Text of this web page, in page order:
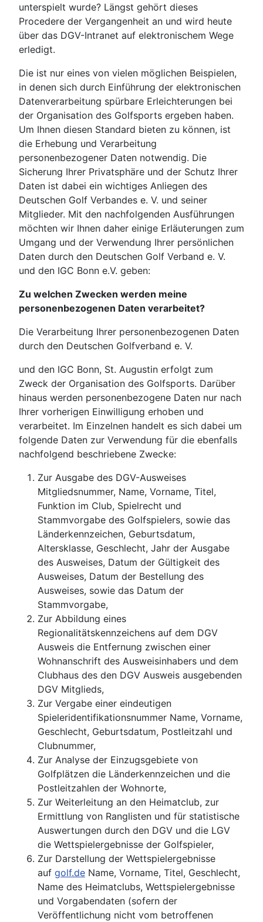
unterspielt wurde? Längst gehört dieses
Procedere der Vergangenheit an und wird heute
über das DGV-Intranet auf elektronischem Wege
erledigt.
Die ist nur eines von vielen möglichen Beispielen,
in denen sich durch Einführung der elektronischen
Datenverarbeitung spürbare Erleichterungen bei
der Organisation des Golfsports ergeben haben.
Um Ihnen diesen Standard bieten zu können, ist
die Erhebung und Verarbeitung
personenbezogener Daten notwendig. Die
Sicherung Ihrer Privatsphäre und der Schutz Ihrer
Daten ist dabei ein wichtiges Anliegen des
Deutschen Golf Verbandes e. V. und seiner
Mitglieder. Mit den nachfolgenden Ausführungen
möchten wir Ihnen daher einige Erläuterungen zum
Umgang und der Verwendung Ihrer persönlichen
Daten durch den Deutschen Golf Verband e. V.
und den IGC Bonn e.V. geben:
Zu welchen Zwecken werden meine
personenbezogenen Daten verarbeitet?
Die Verarbeitung Ihrer personenbezogenen Daten
durch den Deutschen Golfverband e. V.
und den IGC Bonn, St. Augustin erfolgt zum
Zweck der Organisation des Golfsports. Darüber
hinaus werden personenbezogene Daten nur nach
Ihrer vorherigen Einwilligung erhoben und
verarbeitet. Im Einzelnen handelt es sich dabei um
folgende Daten zur Verwendung für die ebenfalls
nachfolgend beschriebene Zwecke:
Zur Ausgabe des DGV-Ausweises
Mitgliedsnummer, Name, Vorname, Titel,
Funktion im Club, Spielrecht und
Stammvorgabe des Golfspielers, sowie das
Länderkennzeichen, Geburtsdatum,
Altersklasse, Geschlecht, Jahr der Ausgabe
des Ausweises, Datum der Gültigkeit des
Ausweises, Datum der Bestellung des
Ausweises, sowie das Datum der
Stammvorgabe,
Zur Abbildung eines
Regionalitätskennzeichens auf dem DGV
Ausweis die Entfernung zwischen einer
Wohnanschrift des Ausweisinhabers und dem
Clubhaus des den DGV Ausweis ausgebenden
DGV Mitglieds,
Zur Vergabe einer eindeutigen
Spieleridentifikationsnummer Name, Vorname,
Geschlecht, Geburtsdatum, Postleitzahl und
Clubnummer,
Zur Analyse der Einzugsgebiete von
Golfplätzen die Länderkennzeichen und die
Postleitzahlen der Wohnorte,
Zur Weiterleitung an den Heimatclub, zur
Ermittlung von Ranglisten und für statistische
Auswertungen durch den DGV und die LGV
die Wettspielergebnisse der Golfspieler,
Zur Darstellung der Wettspielergebnisse
auf golf.de Name, Vorname, Titel, Geschlecht,
Name des Heimatclubs, Wettspielergebnisse
und Vorgabendaten (sofern der
Veröffentlichung nicht vom betroffenen